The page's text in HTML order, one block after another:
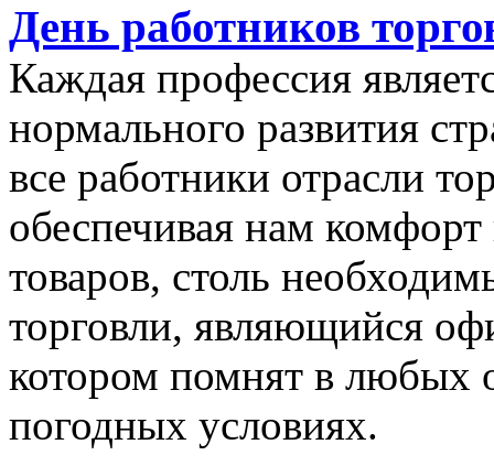
День работников
Каждая профессия
нормального развития
все работники отрасли
обеспечивая нам
товаров, столь
торговли, являющийся
котором помнят в любых
погодных условиях.